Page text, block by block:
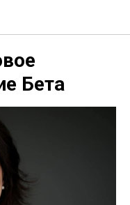
Бета